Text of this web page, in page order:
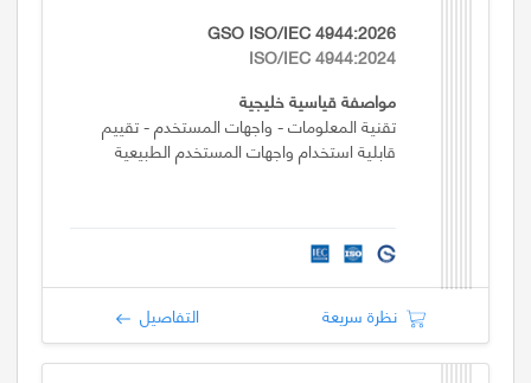
GSO ISO/IEC 4944:2026
ISO/IEC 4944:2024
مواصفة قياسية خليجية
تقنية المعلومات - واجهات المستخدم - تقييم
قابلية استخدام واجهات المستخدم الطبيعية
نظرة سريعة التفاصيل